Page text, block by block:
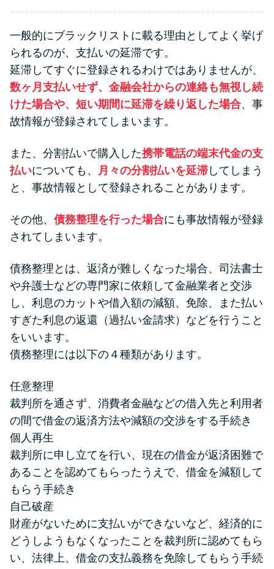
一般的にブラックリストに載る理由としてよく挙げ
られるのが、支払いの延滞です。
延滞してすぐに登録されるわけではありませんが、
数ヶ月支払いせず、金融会社からの連絡も無視し続
けた場合や、短い期間に延滞を繰り返した場合、事
故情報が登録されてしまいます。
また、分割払いで購入した携帯電話の端末代金の支
払いについても、 月々の分割払いを延滞 してしまう
と、事故情報として登録されることがあります。
その他、 債務整理を行った場合にも事故情報が登録
されてしまいます。
債務整理とは、返済が難しくなった場合、司法書士
や弁護士などの専門家に依頼して金融業者と交渉
し、利息のカットや借入額の減額、免除、また払い
すぎた利息の返還（過払い金請求）などを行うこと
をいいます。
債務整理には以下の４種類があります。
任意整理
裁判所を通さず、消費者金融などの借入先と利用者
の間で借金の返済方法や減額の交渉をする手続き
個人再生
裁判所に申し立てを行い、現在の借金が返済困難で
あることを認めてもらったうえで、借金を減額して
もらう手続き
自己破産
財産がないために支払いができないなど、経済的に
どうしようもなくなったことを裁判所に認めてもら
い、法律上、借金の支払義務を免除してもらう手続